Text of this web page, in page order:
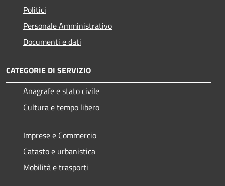
Politici
Personale Amministrativo
Documenti e dati
CATEGORIE DI SERVIZIO
Anagrafe e stato civile
Cultura e tempo libero
Imprese e Commercio
Catasto e urbanistica
Mobilità e trasporti